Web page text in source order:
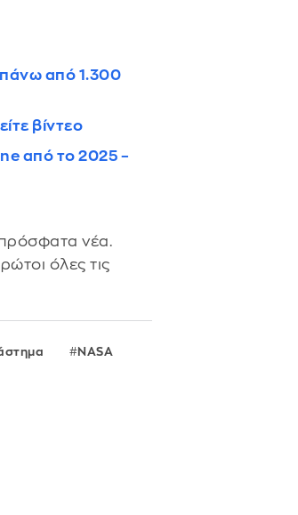
πάνω από 1.300
βίντεο
από το 2025 –
πρόσφατα νέα.
όλες τις
NASA